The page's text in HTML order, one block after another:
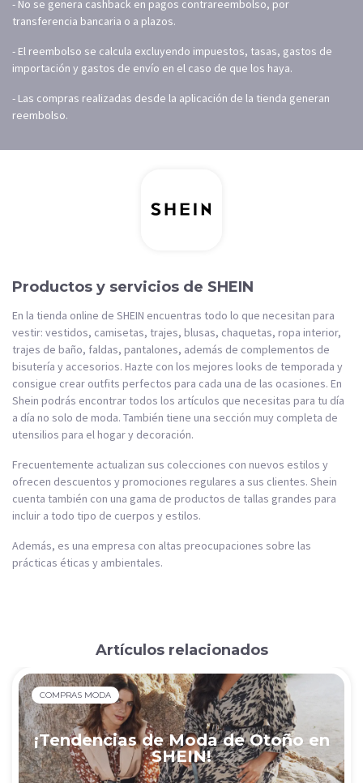
- No se genera cashback en pagos contrareembolso, por
transferencia bancaria o a plazos.
- El reembolso se calcula excluyendo impuestos, tasas, gastos de
importación y gastos de envío en el caso de que los haya.
- Las compras realizadas desde la aplicación de la tienda generan
reembolso.
Productos y servicios de SHEIN
En la tienda online de SHEIN encuentras todo lo que necesitan para
vestir: vestidos, camisetas, trajes, blusas, chaquetas, ropa interior,
trajes de baño, faldas, pantalones, además de complementos de
bisutería y accesorios. Hazte con los mejores looks de temporada y
consigue crear outfits perfectos para cada una de las ocasiones. En
Shein podrás encontrar todos los artículos que necesitas para tu día
a día no solo de moda. También tiene una sección muy completa de
utensilios para el hogar y decoración.
Frecuentemente actualizan sus colecciones con nuevos estilos y
ofrecen descuentos y promociones regulares a sus clientes. Shein
cuenta también con una gama de productos de tallas grandes para
incluir a todo tipo de cuerpos y estilos.
Además, es una empresa con altas preocupaciones sobre las
prácticas éticas y ambientales.
Artículos relacionados
COMPRAS MODA
¡Tendencias de Moda de Otoño en
SHEIN!